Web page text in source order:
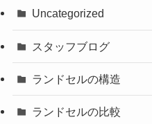
Uncategorized
スタッフブログ
ランドセルの構造
ランドセルの比較